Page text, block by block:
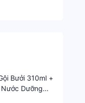
Bưởi 310ml +
Dưỡng